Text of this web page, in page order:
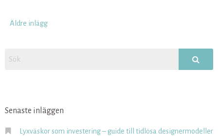
Inläggsnavigering
Äldre inlägg
Senaste inläggen
Lyxväskor som investering – guide till tidlösa designermodeller